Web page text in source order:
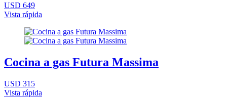
USD 649
Vista rápida
Cocina a gas Futura Massima
USD 315
Vista rápida